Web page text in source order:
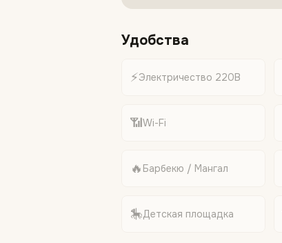
Удобства
⚡Электричество 220В
📶Wi-Fi
🔥 Барбекю / Мангал
🎠Детская площадка